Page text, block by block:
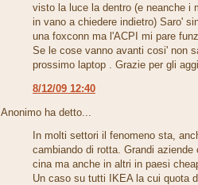
visto la luce la dentro (e neanche i
in vano a chiedere indietro) Saro'
una foxconn ma l'ACPI mi pare
Se le cose vanno avanti cosi' non
prossimo laptop . Grazie per gli
8/12/09 12:40
Anonimo ha detto...
In molti settori il fenomeno sta,
cambiando di rotta. Grandi
cina ma anche in altri in paesi
Un caso su tutti IKEA la cui quota